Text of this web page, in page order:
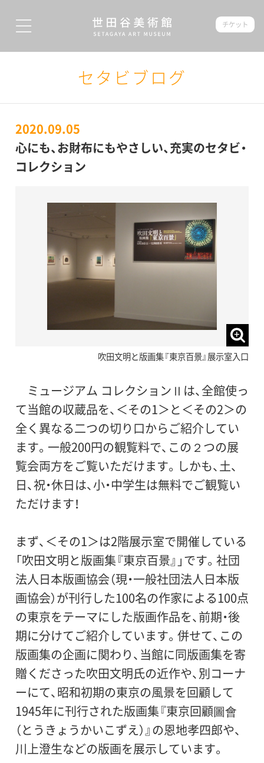
チケット
セタビブログ
2020.09.05
心にも、お財布にもやさしい、充実のセタビ・
コレクション
吹田文明と版画集『東京百景』展示室入口
ミュージアム コレクションⅡは、全館使っ
て当館の収蔵品を、＜その1＞と＜その2＞の
全く異なる二つの切り口からご紹介してい
ます。一般200円の観覧料で、この２つの展
覧会両方をご覧いただけます。しかも、土、
日、祝・休日は、小・中学生は無料でご観覧い
ただけます！
まず、＜その1＞は2階展示室で開催している
「吹田文明と版画集『東京百景』」です。社団
法人日本版画協会（現・一般社団法人日本版
画協会）が刊行した100名の作家による100点
の東京をテーマにした版画作品を、前期・後
期に分けてご紹介しています。併せて、この
版画集の企画に関わり、当館に同版画集を寄
贈くださった吹田文明氏の近作や、別コーナ
ーにて、昭和初期の東京の風景を回顧して
1945年に刊行された版画集『東京回顧圖會
（とうきょうかいこずえ）』の恩地孝四郎や、
川上澄生などの版画を展示しています。